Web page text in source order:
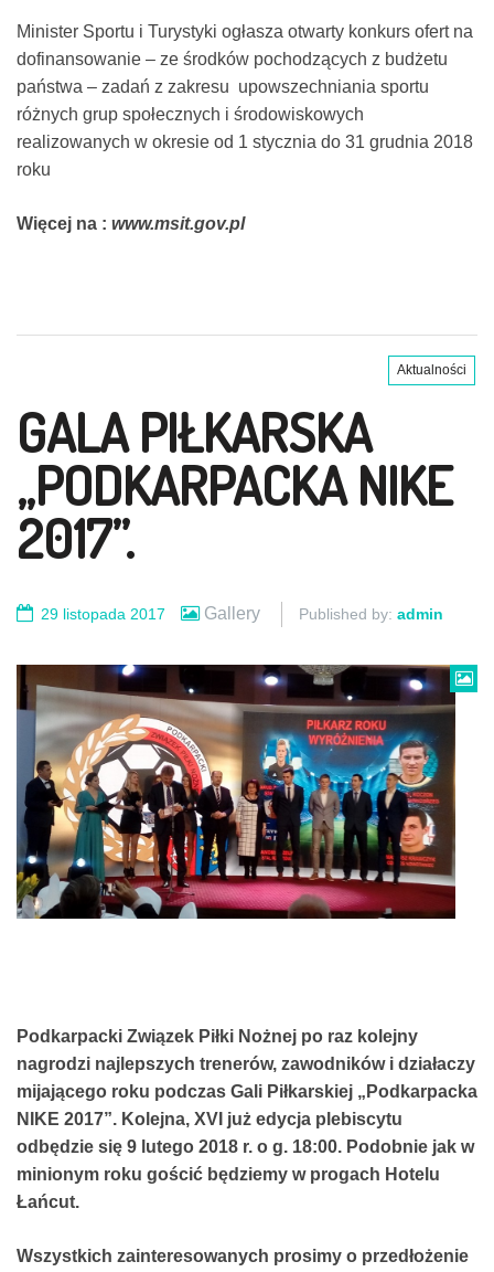
Minister Sportu i Turystyki ogłasza otwarty konkurs ofert na
dofinansowanie – ze środków pochodzących z budżetu
państwa – zadań z zakresu upowszechniania sportu
różnych grup społecznych i środowiskowych
realizowanych w okresie od 1 stycznia do 31 grudnia 2018
roku
Więcej na : www.msit.gov.pl
Aktualności
GALA PIŁKARSKA
„PODKARPACKA NIKE
2017”.
29 listopada 2017 Gallery Published by: admin
Podkarpacki Związek Piłki Nożnej po raz kolejny
nagrodzi najlepszych trenerów, zawodników i działaczy
mijającego roku podczas Gali Piłkarskiej „Podkarpacka
NIKE 2017”. Kolejna, XVI już edycja plebiscytu
odbędzie się 9 lutego 2018 r. o g. 18:00. Podobnie jak w
minionym roku gościć będziemy w progach Hotelu
Łańcut.
Wszystkich zainteresowanych prosimy o przedłożenie